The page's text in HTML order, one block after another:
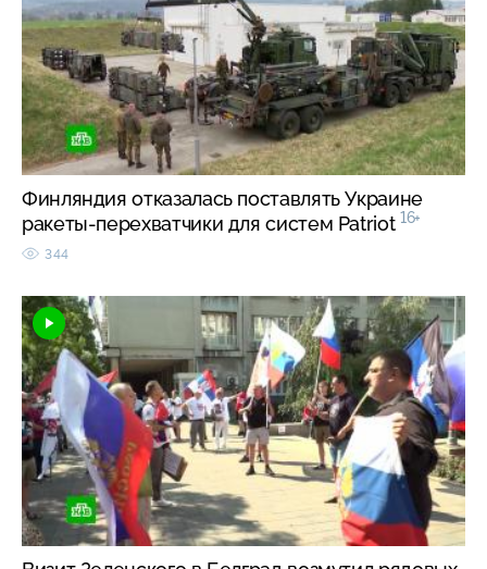
Финляндия отказалась поставлять Украине
ракеты-перехватчики для систем Patriot 16+
344